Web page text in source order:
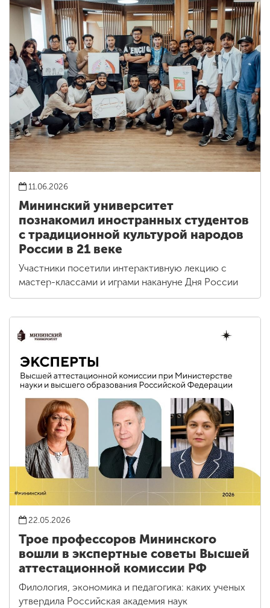
11.06.2026
Мининский университет
познакомил иностранных студентов
с традиционной культурой народов
России в 21 веке
Участники посетили интерактивную лекцию с
мастер-классами и играми накануне Дня России
22.05.2026
Трое профессоров Мининского
вошли в экспертные советы Высшей
аттестационной комиссии РФ
Филология, экономика и педагогика: каких ученых
утвердила Российская академия наук